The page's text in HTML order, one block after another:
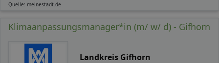
Quelle: meinestadt.de
Klimaanpassungsmanager*in (m/ w/ d) - Gifhorn
Landkreis Gifhorn